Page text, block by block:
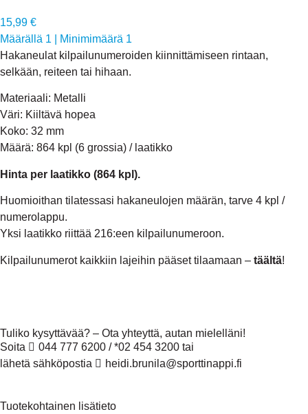
15,99 €
Määrällä 1
Minimimäärä 1
Hakaneulat kilpailunumeroiden kiinnittämiseen rintaan,
selkään, reiteen tai hihaan.
Materiaali: Metalli
Väri: Kiiltävä hopea
Koko: 32 mm
Määrä: 864 kpl (6 grossia) / laatikko
Hinta per laatikko (864 kpl).
Huomioithan tilatessasi hakaneulojen määrän, tarve 4 kpl /
numerolappu.
Yksi laatikko riittää 216:een kilpailunumeroon.
Kilpailunumerot kaikkiin lajeihin pääset tilaamaan – täältä!
Tuliko kysyttävää? – Ota yhteyttä, autan mielelläni!
Soita
044 777 6200 / *02 454 3200 tai
lähetä sähköpostia
heidi.brunila@sporttinappi.fi
Tuotekohtainen lisätieto